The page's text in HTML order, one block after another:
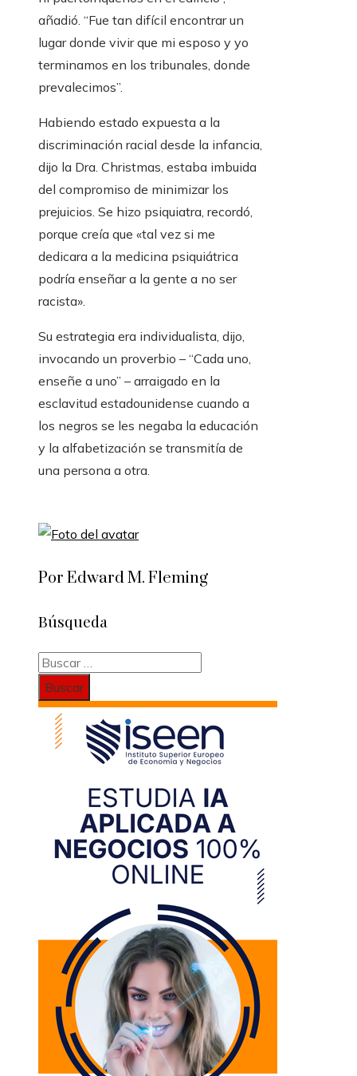
añadió. “Fue tan difícil encontrar un
lugar donde vivir que mi esposo y yo
terminamos en los tribunales, donde
prevalecimos”.
Habiendo estado expuesta a la
discriminación racial desde la infancia,
dijo la Dra. Christmas, estaba imbuida
del compromiso de minimizar los
prejuicios. Se hizo psiquiatra, recordó,
porque creía que «tal vez si me
dedicara a la medicina psiquiátrica
podría enseñar a la gente a no ser
racista».
Su estrategia era individualista, dijo,
invocando un proverbio – “Cada uno,
enseñe a uno” – arraigado en la
esclavitud estadounidense cuando a
los negros se les negaba la educación
y la alfabetización se transmitía de
una persona a otra.
Por Edward M. Fleming
Búsqueda
Buscar: